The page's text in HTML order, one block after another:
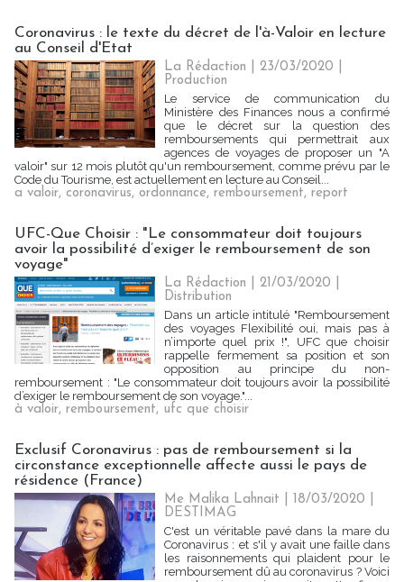
Coronavirus : le texte du décret de l'à-Valoir en lecture
au Conseil d'Etat
La Rédaction | 23/03/2020
Production
Le service de communication du
Ministère des Finances nous a confirmé
que le décret sur la question des
remboursements qui permettrait aux
agences de voyages de proposer un "A
valoir" sur 12 mois plutôt qu'un remboursement, comme prévu par le
Code du Tourisme, est actuellement en lecture au Conseil...
a valoir, coronavirus, ordonnance, remboursement, report
UFC-Que Choisir : "Le consommateur doit toujours
avoir la possibilité d’exiger le remboursement de son
voyage"
La Rédaction | 21/03/2020
Distribution
Dans un article intitulé "Remboursement
des voyages Flexibilité oui, mais pas à
n’importe quel prix !", UFC que choisir
rappelle fermement sa position et son
opposition au principe du non-
remboursement : "Le consommateur doit toujours avoir la possibilité
d’exiger le remboursement de son voyage."...
à valoir, remboursement, ufc que choisir
Exclusif Coronavirus : pas de remboursement si la
circonstance exceptionnelle affecte aussi le pays de
résidence (France)
Me Malika Lahnait | 18/03/2020
DESTIMAG
C'est un véritable pavé dans la mare du
Coronavirus : et s'il y avait une faille dans
les raisonnements qui plaident pour le
remboursement dû au coronavirus ? Voici